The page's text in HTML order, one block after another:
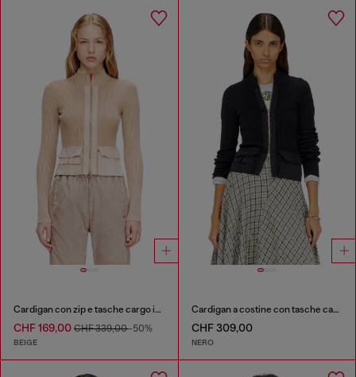
Cardigan con zip e tasche cargo in denim
CHF 169,00 CHF 339,00-50%
BEIGE
Cardigan a costine con tasche cargo
CHF 309,00
NERO